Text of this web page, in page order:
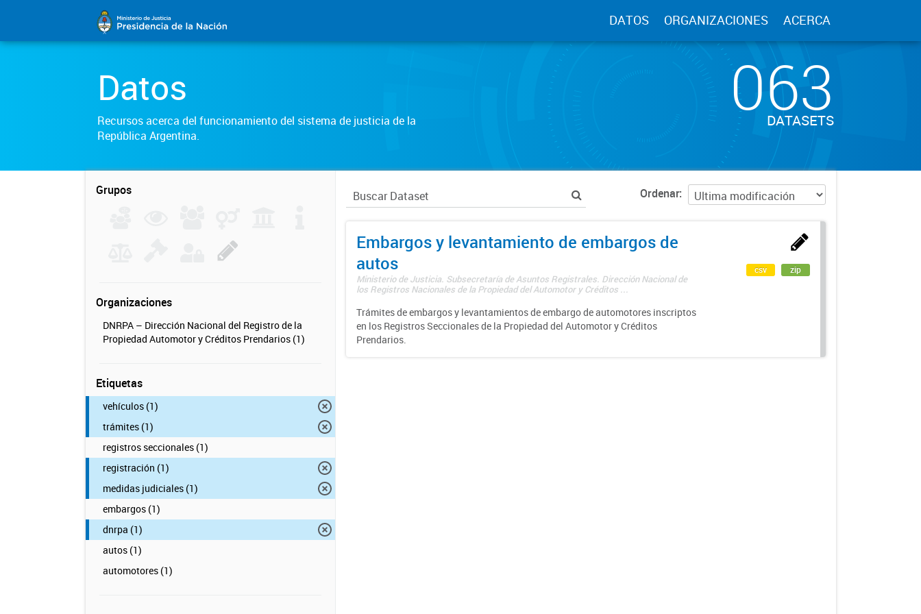
DATOS ORGANIZACIONES ACERCA
Datos
Recursos acerca del funcionamiento del sistema de justicia de la
República Argentina.
063
DATASETS
Grupos
Organizaciones
DNRPA – Dirección Nacional del Registro de la
Propiedad Automotor y Créditos Prendarios (1)
Etiquetas
vehículos (1)
trámites (1)
registros seccionales (1)
registración (1)
medidas judiciales (1)
embargos (1)
dnrpa (1)
autos (1)
automotores (1)
Ordenar
Embargos y levantamiento de embargos de
autos
Ministerio de Justicia. Subsecretaría de Asuntos Registrales. Dirección Nacional de
los Registros Nacionales de la Propiedad del Automotor y Créditos ...
Trámites de embargos y levantamientos de embargo de automotores inscriptos
en los Registros Seccionales de la Propiedad del Automotor y Créditos
Prendarios.
csv zip